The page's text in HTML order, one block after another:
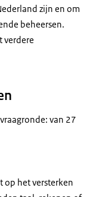
zijn en om
beheersen.
verdere
van 27
op het versterken